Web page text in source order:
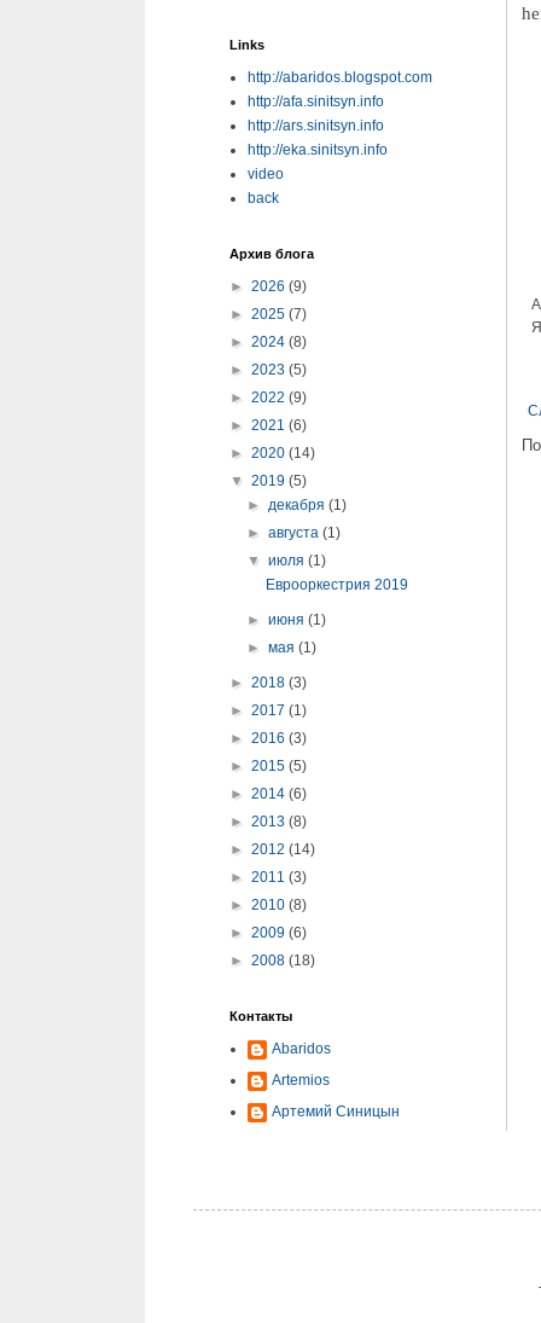
Links
http://abaridos.blogspot.com
http://afa.sinitsyn.info
http://ars.sinitsyn.info
http://eka.sinitsyn.info
video
back
Архив блога
► 2026 (9)
► 2025 (7)
► 2024 (8)
► 2023 (5)
► 2022 (9)
► 2021 (6)
► 2020 (14)
▼ 2019 (5)
►декабря(1)
►августа(1)
▼июля(1)
Еврооркестрия 2019
►июня(1)
►мая(1)
► 2018 (3)
► 2017 (1)
► 2016 (3)
► 2015 (5)
► 2014 (6)
► 2013 (8)
► 2012 (14)
► 2011 (3)
► 2010 (8)
► 2009 (6)
► 2008 (18)
Контакты
Abaridos
Artemios
Артемий Синицын